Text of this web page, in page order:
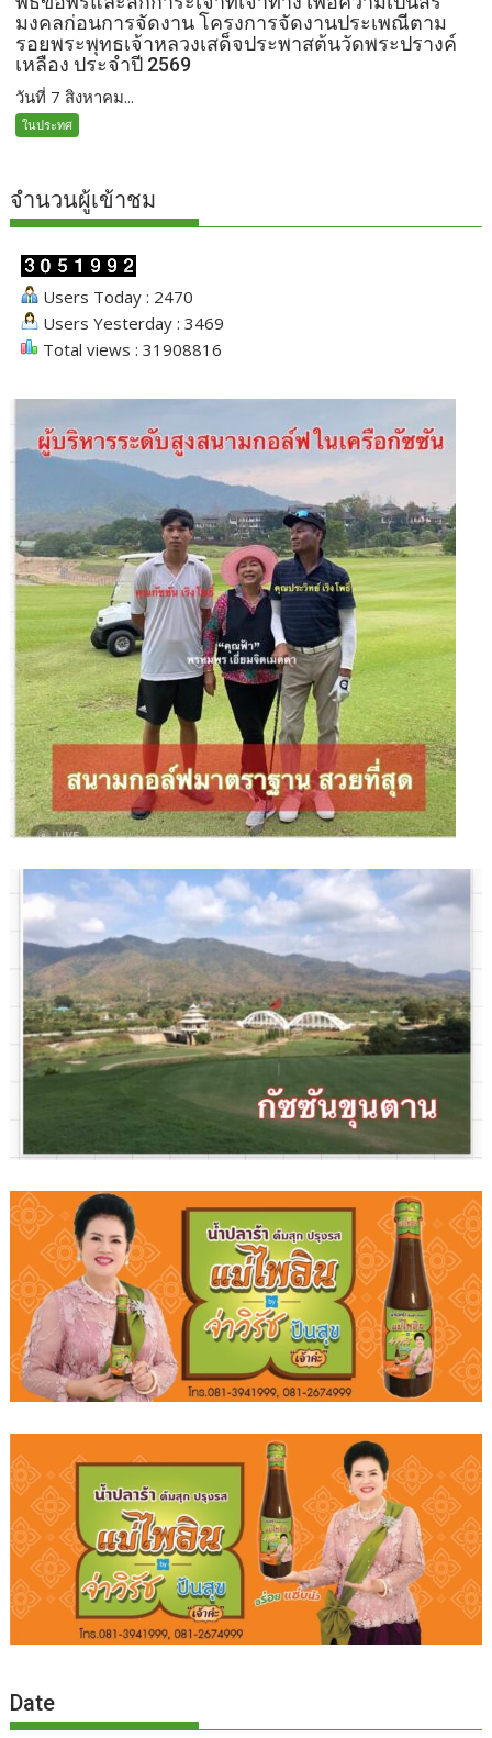
มงคลก่อนการจัดงาน โครงการจัดงานประเพณีตาม
รอยพระพุทธเจ้าหลวงเสด็จประพาสต้นวัดพระปรางค์
เหลือง ประจำปี 2569
วันที่ 7 สิงหาคม...
ในประทศ
จำนวนผู้เข้าชม
Users Today : 2470
Users Yesterday : 3469
Total views : 31908816
Date